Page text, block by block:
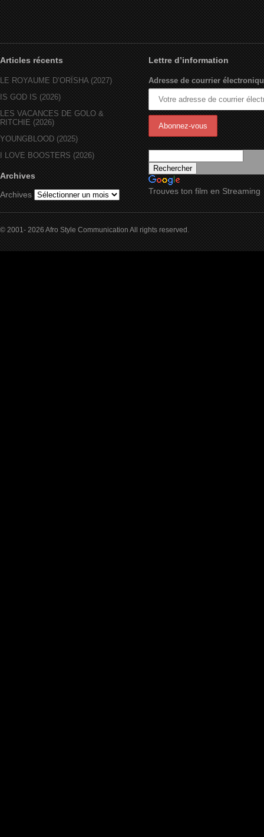
Articles récents
LE ROYAUME D’ORÏSHA (2027)
IS GOD IS (2026)
LES VACANCES DE GOLO &
RITCHIE (2026)
YOUNGBLOOD (2025)
I LOVE BOOSTERS (2026)
Archives
Archives
Lettre d’information
Adresse de courrier
Trouves ton film en Streaming
© 2001- 2026 Afro Style Communication All rights reserved.